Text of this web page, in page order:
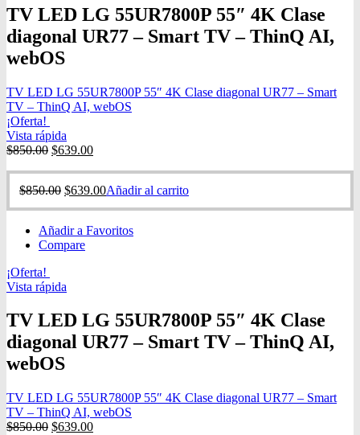
TV LED LG 55UR7800P 55″ 4K Clase
diagonal UR77 – Smart TV – ThinQ AI,
webOS
TV LED LG 55UR7800P 55″ 4K Clase diagonal UR77 – Smart
TV – ThinQ AI, webOS
¡Oferta!
Vista rápida
$850.00 $639.00
$850.00 $639.00Añadir al carrito
Añadir a Favoritos
Compare
¡Oferta!
Vista rápida
TV LED LG 55UR7800P 55″ 4K Clase
diagonal UR77 – Smart TV – ThinQ AI,
webOS
TV LED LG 55UR7800P 55″ 4K Clase diagonal UR77 – Smart
TV – ThinQ AI, webOS
$850.00 $639.00